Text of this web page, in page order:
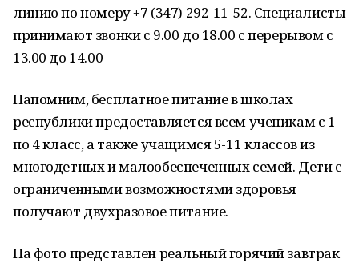
линию по номеру +7 (347) 292-11-52. Специалисты
принимают звонки с 9.00 до 18.00 с перерывом с
13.00 до 14.00
Напомним, бесплатное питание в школах
республики предоставляется всем ученикам с 1
по 4 класс, а также учащимся 5-11 классов из
многодетных и малообеспеченных семей. Дети с
ограниченными возможностями здоровья
получают двухразовое питание.
На фото представлен реальный горячий завтрак